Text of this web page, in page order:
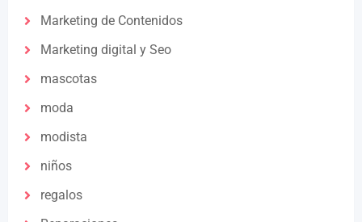
Marketing de Contenidos
Marketing digital y Seo
mascotas
moda
modista
niños
regalos